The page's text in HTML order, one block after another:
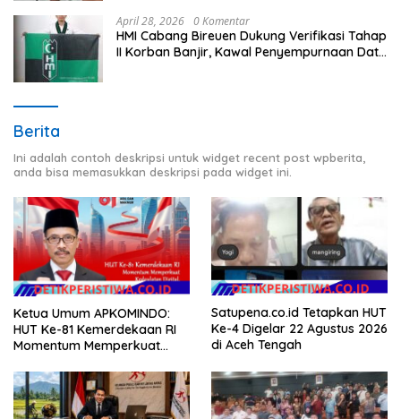
April 28, 2026 0 Komentar
HMI Cabang Bireuen Dukung Verifikasi Tahap
II Korban Banjir, Kawal Penyempurnaan Data
Berita
Ini adalah contoh deskripsi untuk widget recent post wpberita,
anda bisa memasukkan deskripsi pada widget ini.
Ketua Umum APKOMINDO:
HUT Ke-81 Kemerdekaan RI
Momentum Memperkuat
Teknologi, dan Kepastian
Hukum Menuju Indonesia
Emas 2045
Satupena.co.id Tetapkan HUT
Ke-4 Digelar 22 Agustus 2026
di Aceh Tengah